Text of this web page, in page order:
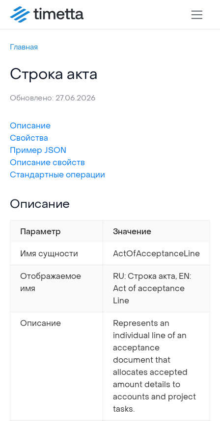
Главная
Строка акта
Обновлено: 27.06.2026
Описание
Свойства
Пример JSON
Описание свойств
Стандартные операции
Описание
Описание
Параметр Значение
Имя сущности ActOfAcceptanceLine
Отображаемое
имя
RU: Строка акта, EN:
Act of acceptance
Line
Описание
Represents an
individual line of an
acceptance
document that
allocates accepted
amount details to
accounts and project
tasks.